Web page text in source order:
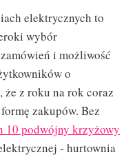
elektrycznych to
wybór
i możliwość
o
z roku na rok coraz
zakupów. Bez
10 podwójny krzyżowy
- hurtownia